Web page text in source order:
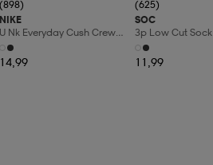
(898)
NIKE
U Nk Everyday Cush Crew
3pr
14,99
(625)
SOC
3p Low Cut Sock
11,99